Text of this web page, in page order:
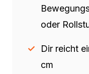
oder
Dir reicht
cm